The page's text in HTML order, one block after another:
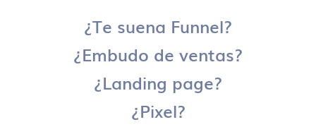
¿Te suena Funnel?
¿Embudo de ventas?
¿Landing page?
¿Pixel?